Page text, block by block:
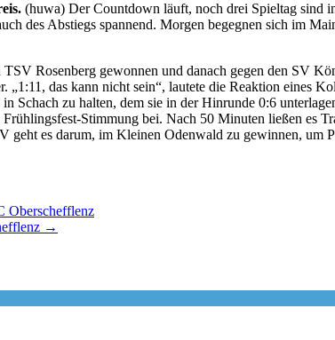
(huwa) Der Countdown läuft, noch drei Spieltag sind
des Abstiegs spannend. Morgen begegnen sich im
Rosenberg gewonnen und danach gegen den SV
„1:11, das kann nicht sein“, lautete die Reaktion eines
Schach zu halten, dem sie in der Hinrunde 0:6
Stimmung bei. Nach 50 Minuten ließen es
geht es darum, im Kleinen Odenwald zu gewinnen, um
Oberschefflenz
→